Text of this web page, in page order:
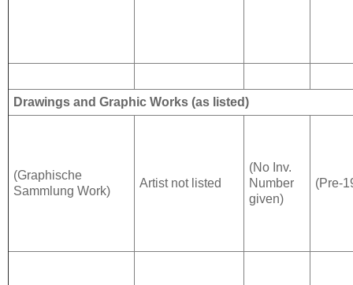
Drawings and Graphic Works (as listed)
(Graphische
Sammlung Work)
Artist not listed
(No Inv.
Number
given)
(Pre-